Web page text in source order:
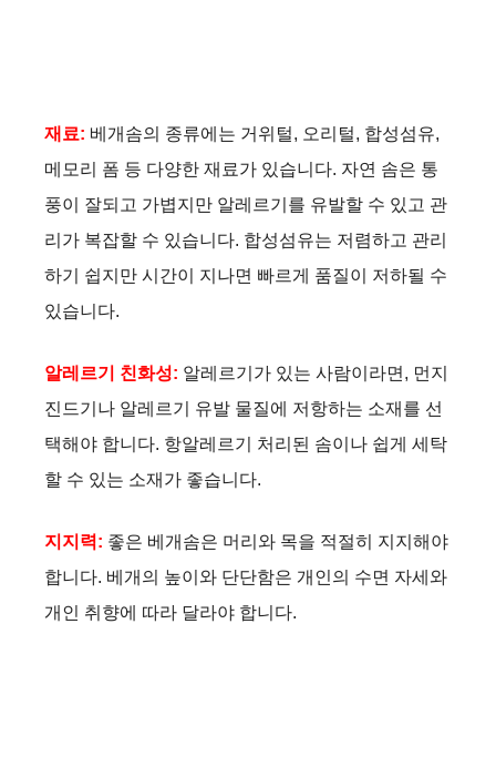
재료: 베개솜의 종류에는 거위털, 오리털, 합성섬유,
메모리 폼 등 다양한 재료가 있습니다. 자연 솜은 통
풍이 잘되고 가볍지만 알레르기를 유발할 수 있고 관
리가 복잡할 수 있습니다. 합성섬유는 저렴하고 관리
하기 쉽지만 시간이 지나면 빠르게 품질이 저하될 수
있습니다.
알레르기 친화성: 알레르기가 있는 사람이라면, 먼지
진드기나 알레르기 유발 물질에 저항하는 소재를 선
택해야 합니다. 항알레르기 처리된 솜이나 쉽게 세탁
할 수 있는 소재가 좋습니다.
지지력: 좋은 베개솜은 머리와 목을 적절히 지지해야
합니다. 베개의 높이와 단단함은 개인의 수면 자세와
개인 취향에 따라 달라야 합니다.